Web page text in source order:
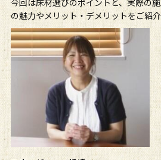
今回は床材選びのポイントと、実際の
の魅力やメリット・デメリットをご紹介